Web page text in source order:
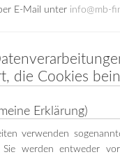
E-Mail unter info@mb-
die Cookies
Erklärung)
verwenden
Sie werden entweder